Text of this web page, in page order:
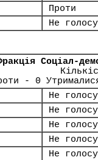
Проти
Не
Соціал-
- 0
Не
Не
Не
Не
Не